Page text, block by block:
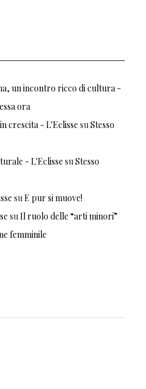
un incontro ricco di cultura -
ora
crescita - L'Eclisse suStesso
- L'Eclisse suStesso
suE pur si muove!
suIl ruolo delle “arti minori”
femminile